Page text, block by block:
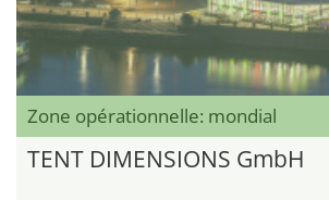
Zone opérationnelle: mondial
TENT DIMENSIONS GmbH